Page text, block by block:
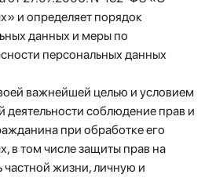
и определяет порядок
данных и меры по
персональных данных
важнейшей целью и условием
деятельности соблюдение прав и
при обработке его
в том числе защиты прав на
частной жизни, личную и